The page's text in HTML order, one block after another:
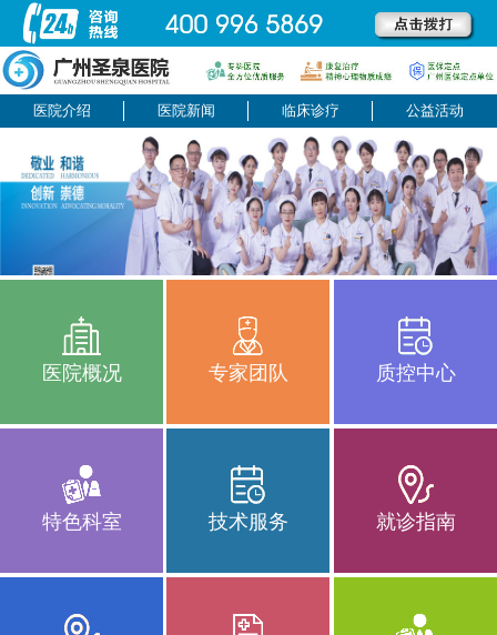
医院介绍 医院新闻 临床诊疗 公益活动
医院概况 专家团队 质控中心
特色科室 技术服务 就诊指南